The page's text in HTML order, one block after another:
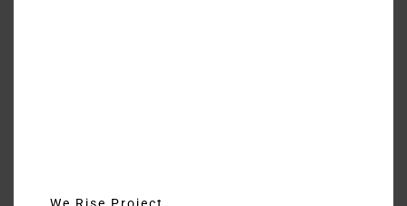
We Rise Project